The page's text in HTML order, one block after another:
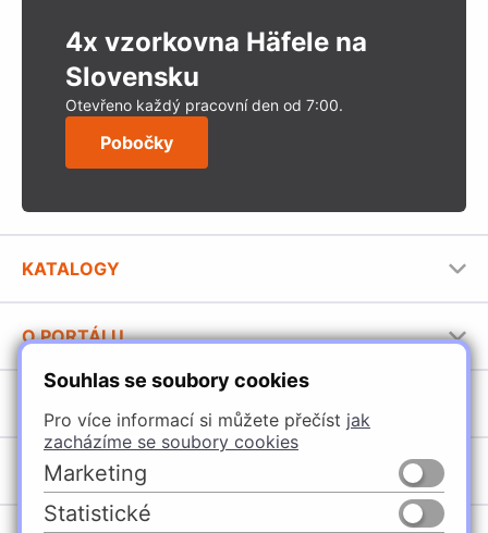
Souhlas se soubory cookies
Pro více informací si můžete přečíst jak
zacházíme se soubory cookies
Marketing
Statistické
4x vzorkovna Häfele na
Slovensku
Otevřeno každý pracovní den od 7:00.
Pobočky
KATALOGY
Stavební katalog Häfele
Brožury Häfele
O PORTÁLU
Provozovatel portálu
Jak používat portál
Úchytky
Nábytkové kování
Vybavení kuchyní
POBOČKY
Špačince